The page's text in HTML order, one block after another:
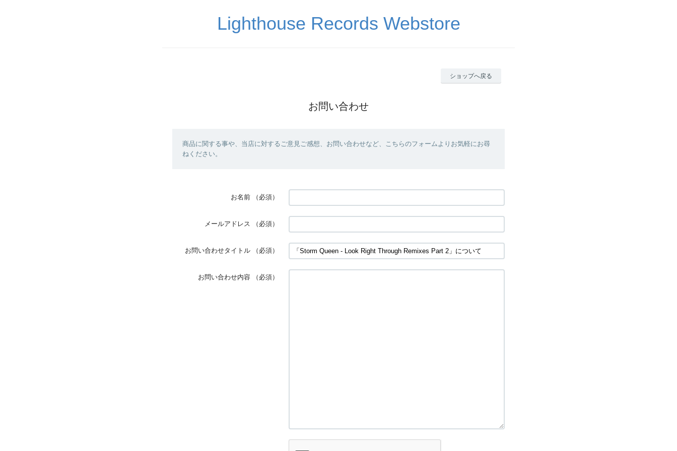
Lighthouse Records Webstore
ショップへ戻る
お問い合わせ
商品に関する事や、当店に対するご意見ご感想、お問い合わせなど、こちらのフォームよりお気軽にお尋
ねください。
お名前 （必須）
メールアドレス （必須）
お問い合わせタイトル （必須）
お問い合わせ内容 （必須）